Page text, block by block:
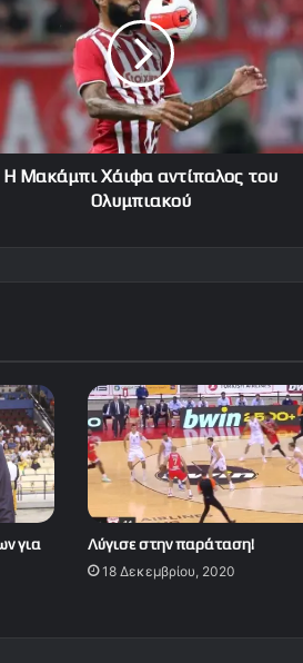
Η Μακάμπι Χάιφα αντίπαλος του
Ολυμπιακού
για
Λύγισε στην παράταση!
18 Δεκεμβρίου, 2020